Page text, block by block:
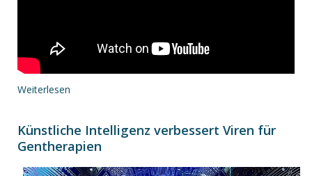
Weiterlesen
Künstliche Intelligenz verbessert Viren für
Gentherapien